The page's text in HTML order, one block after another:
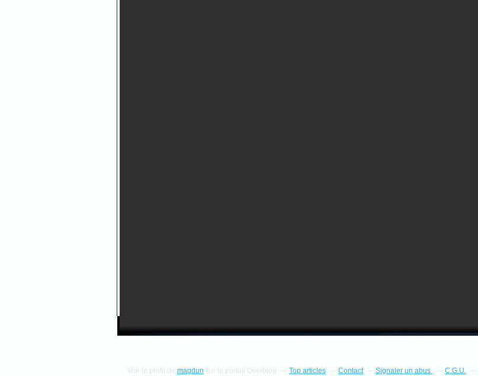
Voir le profil de magdun sur le portail Overblog Top articles Contact Signaler un abus C.G.U.